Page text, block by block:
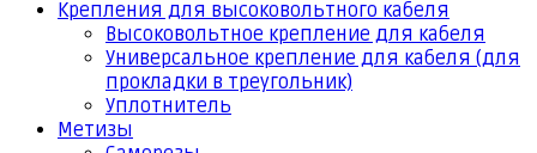
Крепления для высоковольтного кабеля
Высоковольтное крепление для кабеля
Универсальное крепление для кабеля (для
прокладки в треугольник)
Уплотнитель
Метизы